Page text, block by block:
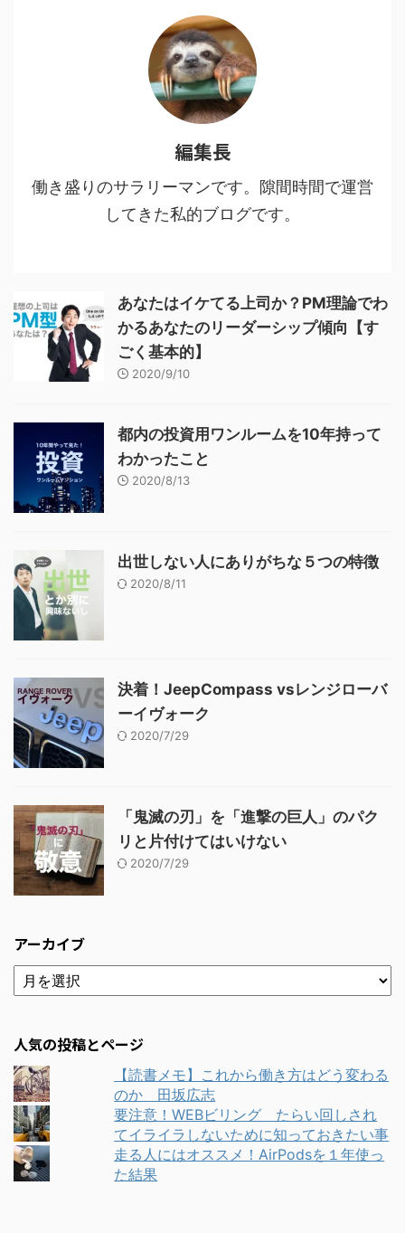
編集長
働き盛りのサラリーマンです。隙間時間で運営
してきた私的ブログです。
あなたはイケてる上司か？PM理論でわ
かるあなたのリーダーシップ傾向【す
ごく基本的】
2020/9/10
都内の投資用ワンルームを10年持って
わかったこと
2020/8/13
出世しない人にありがちな５つの特徴
2020/8/11
決着！JeepCompass vsレンジローバ
ーイヴォーク
2020/7/29
「鬼滅の刃」を「進撃の巨人」のパク
リと片付けてはいけない
2020/7/29
アーカイブ
人気の投稿とページ
【読書メモ】これから働き方はどう変わる
のか 田坂広志
要注意！WEBビリング たらい回しされ
てイライラしないために知っておきたい事
走る人にはオススメ！AirPodsを１年使っ
た結果